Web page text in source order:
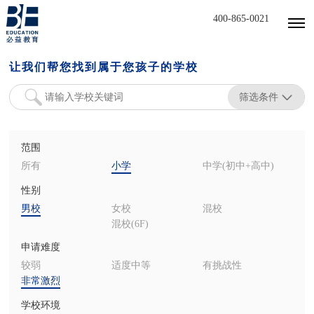
400-865-0021
让我们帮您找到属于您孩子的学校
筛选条件
范围
所有
小学 中学(初中+高中)
性别
男校
女校
混校
混校(6F)
申请难度
较弱
适度中等
有挑战性
非常激烈
学校环境